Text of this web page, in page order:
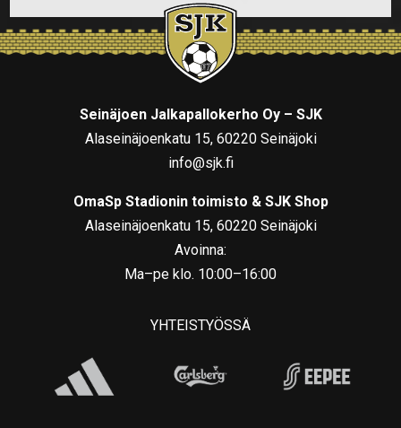
Seinäjoen Jalkapallokerho Oy – SJK
Alaseinäjoenkatu 15, 60220 Seinäjoki
info@sjk.fi
OmaSp Stadionin toimisto & SJK Shop
Alaseinäjoenkatu 15, 60220 Seinäjoki
Avoinna:
Ma–pe klo. 10:00–16:00
YHTEISTYÖSSÄ